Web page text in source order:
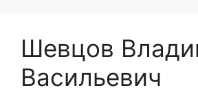
Шевцов
Васильевич